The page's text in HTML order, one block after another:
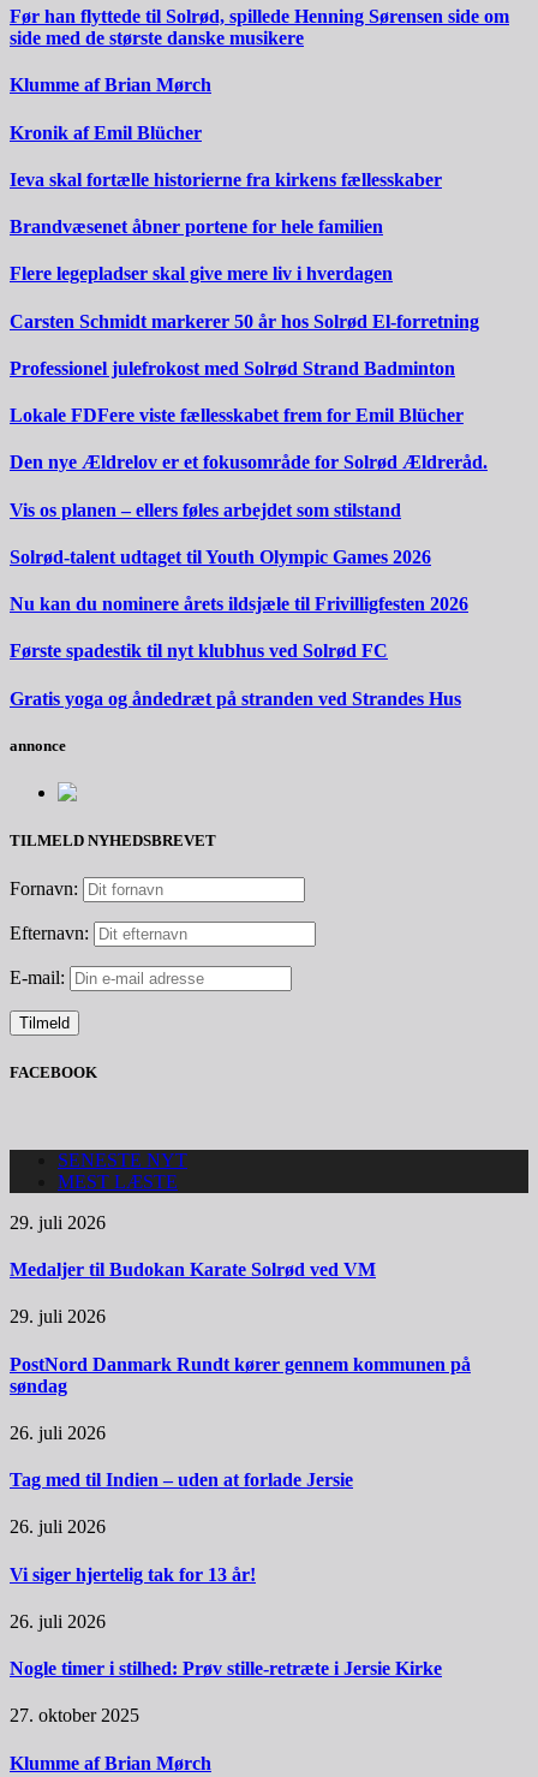
Før han flyttede til Solrød, spillede Henning Sørensen side om
side med de største danske musikere
Klumme af Brian Mørch
Kronik af Emil Blücher
Ieva skal fortælle historierne fra kirkens fællesskaber
Brandvæsenet åbner portene for hele familien
Flere legepladser skal give mere liv i hverdagen
Carsten Schmidt markerer 50 år hos Solrød El-forretning
Professionel julefrokost med Solrød Strand Badminton
Lokale FDFere viste fællesskabet frem for Emil Blücher
Den nye Ældrelov er et fokusområde for Solrød Ældreråd.
Vis os planen – ellers føles arbejdet som stilstand
Solrød-talent udtaget til Youth Olympic Games 2026
Nu kan du nominere årets ildsjæle til Frivilligfesten 2026
Første spadestik til nyt klubhus ved Solrød FC
Gratis yoga og åndedræt på stranden ved Strandes Hus
annonce
TILMELD NYHEDSBREVET
Fornavn:
Efternavn:
E-mail:
FACEBOOK
SENESTE NYT
MEST LÆSTE
29. juli 2026
Medaljer til Budokan Karate Solrød ved VM
29. juli 2026
PostNord Danmark Rundt kører gennem kommunen på
søndag
26. juli 2026
Tag med til Indien – uden at forlade Jersie
26. juli 2026
Vi siger hjertelig tak for 13 år!
26. juli 2026
Nogle timer i stilhed: Prøv stille-retræte i Jersie Kirke
27. oktober 2025
Klumme af Brian Mørch